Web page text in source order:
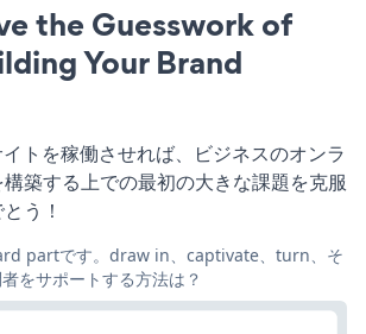
the Guesswork of
Your Brand
トを稼働させれば、ビジネスのオンラ
築する上での最初の大きな課題を克服
う！
partです。draw in、captivate、turn、そ
をサポートする方法は？